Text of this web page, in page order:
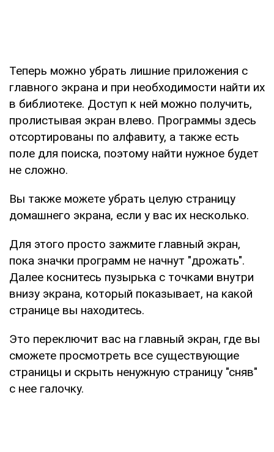
Теперь можно убрать лишние приложения с
главного экрана и при необходимости найти их
в библиотеке. Доступ к ней можно получить,
пролистывая экран влево. Программы здесь
отсортированы по алфавиту, а также есть
поле для поиска, поэтому найти нужное будет
не сложно.
Вы также можете убрать целую страницу
домашнего экрана, если у вас их несколько.
Для этого просто зажмите главный экран,
пока значки программ не начнут "дрожать".
Далее коснитесь пузырька с точками внутри
внизу экрана, который показывает, на какой
странице вы находитесь.
Это переключит вас на главный экран, где вы
сможете просмотреть все существующие
страницы и скрыть ненужную страницу "сняв"
с нее галочку.